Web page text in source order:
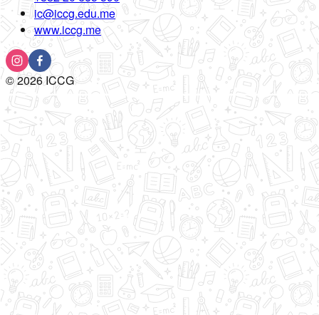
ic@iccg.edu.me
www.iccg.me
©2026ICCG